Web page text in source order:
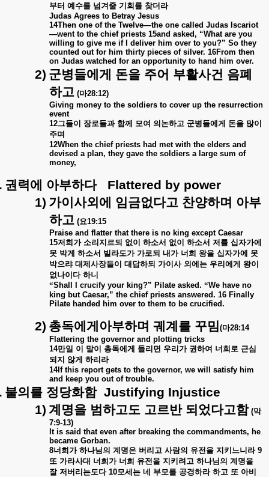
부터 예수를 넘겨줄 기회를 찾더라
Judas Agrees to Betray Jesus
14Then one of the Twelve—the one called Judas Iscariot
—went to the chief priests 15and asked, “What are you
willing to give me if I deliver him over to you?” So they
counted out for him thirty pieces of silver. 16From then
on Judas watched for an opportunity to hand him over.
2) 군병들에게 돈을 주어 부활사건 음폐
하고 (마28:12)
Giving money to the soldiers to cover up the resurrection
event
12그들이 장로들과 함께 모여 의논하고 군병들에게 돈을 많이
주며
12When the chief priests had met with the elders and
devised a plan, they gave the soldiers a large sum of
money,
권력에 아부하다
Flattered by power
1) 가이사외에 임금없다고 찬양하며 아부
하고 (요19:15
Praise and flatter that there is no king except Caesar
15저희가 소리지르되 없이 하소서 없이 하소서 저를 십자가에
못 박게 하소서 빌라도가 가로되 내가 너희 왕을 십자가에 못
박으랴 대제사장들이 대답하되 가이사 외에는 우리에게 왕이
없나이다 하니
“Shall I crucify your king?” Pilate asked. “We have no
king but Caesar,” the chief priests answered. 16 Finally
Pilate handed him over to them to be crucified.
2) 총독에게아부하며 궤계를 꾸밈 (마28:14
Flattering the governor and plotting tricks
14만일 이 말이 총독에게 들리면 우리가 권하여 너희로 근심
되지 않게 하리라
14If this report gets to the governor, we will satisfy him
and keep you out of trouble.
불의를 정당화함 Justifying Injustice
1) 계명을 범하고도 고르반 되었다고함(막
7:9-13)
It is said that even after breaking the commandments, he
became Gorban.
8너희가 하나님의 계명은 버리고 사람의 유전을 지키느니라9
또 가라사대 너희가 너희 유전을 지키려고 하나님의 계명을
잘 저버리는도다10모세는 네 부모를 공경하라 하고 또 아비